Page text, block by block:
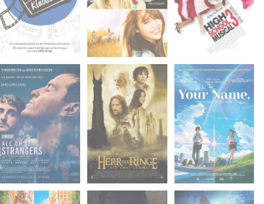
Phil D -
Universität
Phil D -
Universität
Phil D -
Universität
Do. 04.06.2026
18:30
Phil D -
Universität
Do. 11.06.2026
18:30
Phil D -
Universität
Do. 18.06.2026
18:30
Phil D -
Universität